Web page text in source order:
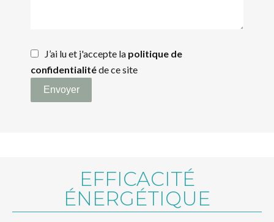
J’ai lu et j'accepte la politique de
confidentialitéde ce site
Envoyer
EFFICACITÉ
ÉNERGÉTIQUE